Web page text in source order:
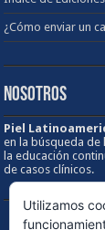
¿Cómo enviar un
NOSOTROS
Piel
en la búsqueda de
la educación
de casos clínicos.
Utilizamos